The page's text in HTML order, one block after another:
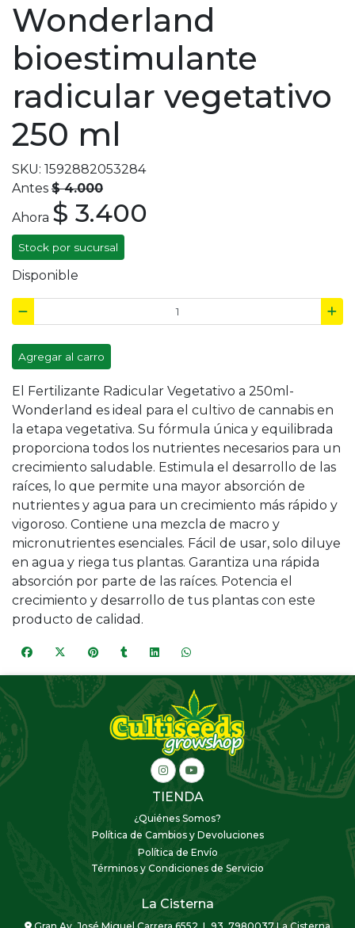
Wonderland
bioestimulante
radicular vegetativo
250 ml
SKU: 1592882053284
Antes $ 4.000
Ahora $ 3.400
Stock por sucursal
Disponible
Agregar al carro
El
Fertilizante Radicular Vegetativo a 250ml-
Wonderland es ideal para el cultivo de cannabis en
la etapa vegetativa. Su fórmula única y equilibrada
proporciona todos los nutrientes necesarios para un
crecimiento saludable. Estimula el desarrollo de las
raíces, lo que permite una mayor absorción de
nutrientes y agua para un crecimiento más rápido y
vigoroso. Contiene una mezcla de macro y
micronutrientes esenciales. Fácil de usar, solo diluye
en agua y riega tus plantas. Garantiza una rápida
absorción por parte de las raíces. Potencia el
crecimiento y desarrollo de tus plantas con este
producto de calidad.
TIENDA
¿Quiénes Somos?
Política de Cambios y Devoluciones
Política de Envío
Términos y Condiciones de Servicio
La Cisterna